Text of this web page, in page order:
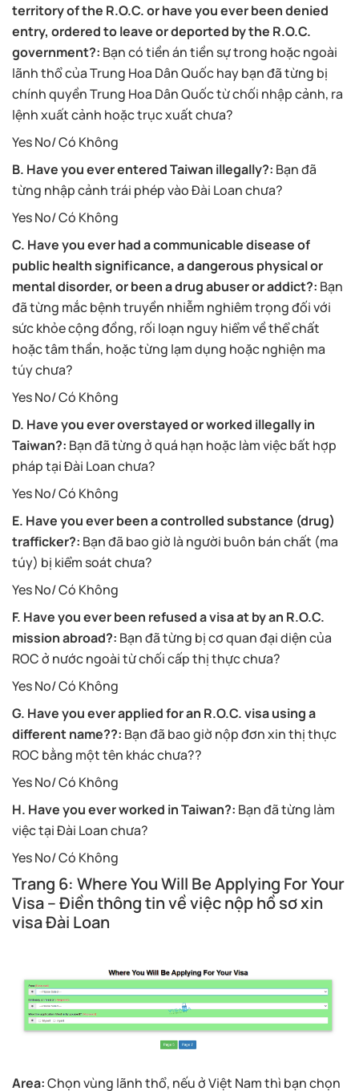
territory of the R.O.C. or have you ever been denied
entry, ordered to leave or deported by the R.O.C.
government?: Bạn có tiền án tiền sự trong hoặc ngoài
lãnh thổ của Trung Hoa Dân Quốc hay bạn đã từng bị
chính quyền Trung Hoa Dân Quốc từ chối nhập cảnh, ra
lệnh xuất cảnh hoặc trục xuất chưa?
Yes No/ Có Không
B. Have you ever entered Taiwan illegally?: Bạn đã
từng nhập cảnh trái phép vào Đài Loan chưa?
Yes No/ Có Không
C. Have you ever had a communicable disease of
public health significance, a dangerous physical or
mental disorder, or been a drug abuser or addict?: Bạn
đã từng mắc bệnh truyền nhiễm nghiêm trọng đối với
sức khỏe cộng đồng, rối loạn nguy hiểm về thể chất
hoặc tâm thần, hoặc từng lạm dụng hoặc nghiện ma
túy chưa?
Yes No/ Có Không
D. Have you ever overstayed or worked illegally in
Taiwan?: Bạn đã từng ở quá hạn hoặc làm việc bất hợp
pháp tại Đài Loan chưa?
Yes No/ Có Không
E. Have you ever been a controlled substance (drug)
trafficker?: Bạn đã bao giờ là người buôn bán chất (ma
túy) bị kiểm soát chưa?
Yes No/ Có Không
F. Have you ever been refused a visa at by an R.O.C.
mission abroad?: Bạn đã từng bị cơ quan đại diện của
ROC ở nước ngoài từ chối cấp thị thực chưa?
Yes No/ Có Không
G. Have you ever applied for an R.O.C. visa using a
different name??: Bạn đã bao giờ nộp đơn xin thị thực
ROC bằng một tên khác chưa??
Yes No/ Có Không
H. Have you ever worked in Taiwan?: Bạn đã từng làm
việc tại Đài Loan chưa?
Yes No/ Có Không
Trang 6: Where You Will Be Applying For Your
Visa – Điền thông tin về việc nộp hồ sơ xin
visa Đài Loan
Area:Chọn vùng lãnh thổ, nếu ở Việt Nam thì bạn chọn